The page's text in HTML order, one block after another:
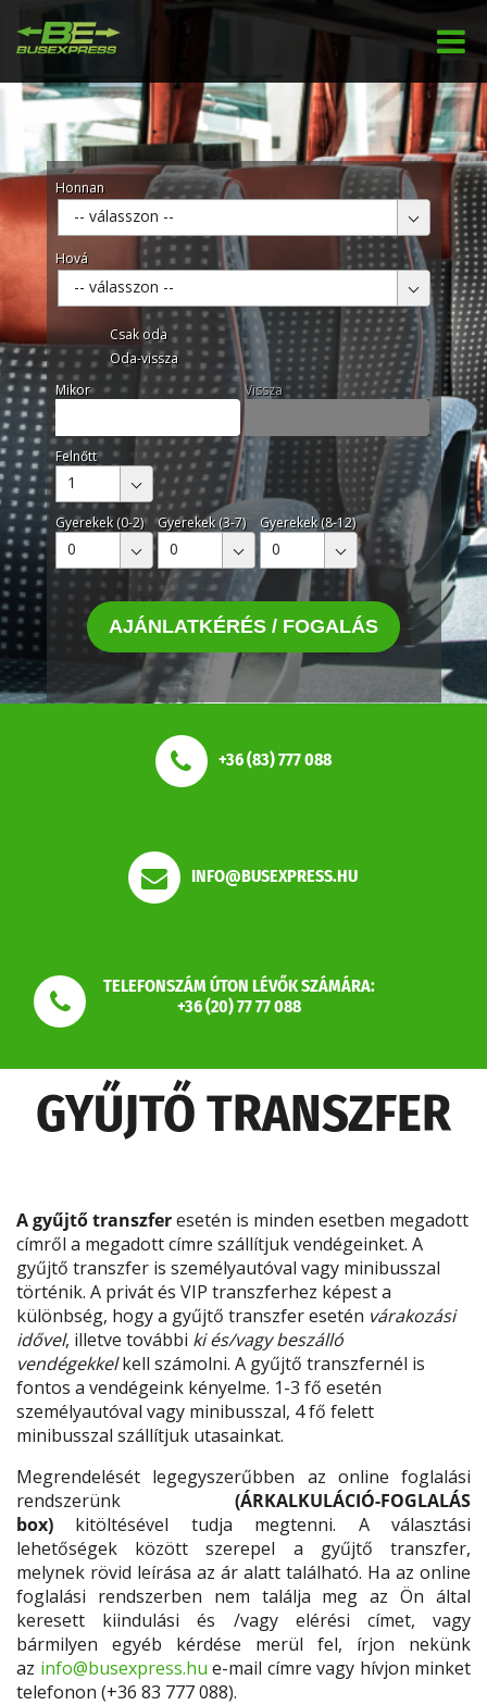
Honnan
-- válasszon --
Hová
-- válasszon --
Csak oda
Oda-vissza
Mikor
Vissza
Felnőtt
1
Gyerekek (0-2)
0
Gyerekek (3-7)
0
Gyerekek (8-12)
0
AJÁNLATKÉRÉS / FOGALÁS
+36 (83) 777 088
INFO@BUSEXPRESS.HU
TELEFONSZÁM ÚTON LÉVŐK SZÁMÁRA:
+36 (20) 77 77 088
GYŰJTŐ TRANSZFER
A gyűjtő transzferesetén is minden esetben megadott
címről a megadott címre szállítjuk vendégeinket. A
gyűjtő transzfer is személyautóval vagy minibusszal
történik. A privát és VIP transzferhez képest a
különbség, hogy a gyűjtő transzfer esetén várakozási
idővel, illetve további ki és/vagy beszálló
vendégekkel kell számolni. A gyűjtő transzfernél is
fontos a vendégeink kényelme. 1-3 fő esetén
személyautóval vagy minibusszal, 4 fő felett
minibusszal szállítjuk utasainkat.
Megrendelését legegyszerűbben az online foglalási
rendszerünk (ÁRKALKULÁCIÓ-FOGLALÁS
box) kitöltésével tudja megtenni. A választási
lehetőségek között szerepel a gyűjtő transzfer,
melynek rövid leírása az ár alatt található. Ha az online
foglalási rendszerben nem találja meg az Ön által
keresett kiindulási és /vagy elérési címet, vagy
bármilyen egyéb kérdése merül fel, írjon nekünk
az info@busexpress.hu e-mail címre vagy hívjon minket
telefonon (+36 83 777 088).